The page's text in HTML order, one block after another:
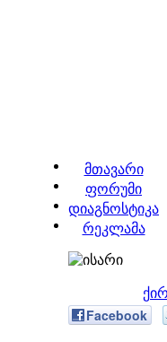
მთავარი
ფორუმი
დიაგნოსტიკა
რეკლამა
Facebook